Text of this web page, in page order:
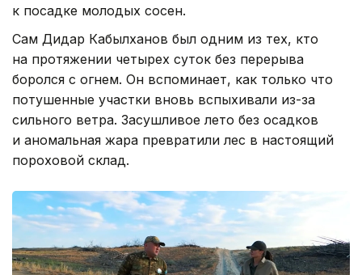
к посадке молодых сосен.
Сам Дидар Кабылханов был одним из тех, кто
на протяжении четырех суток без перерыва
боролся с огнем. Он вспоминает, как только что
потушенные участки вновь вспыхивали из-за
сильного ветра. Засушливое лето без осадков
и аномальная жара превратили лес в настоящий
пороховой склад.